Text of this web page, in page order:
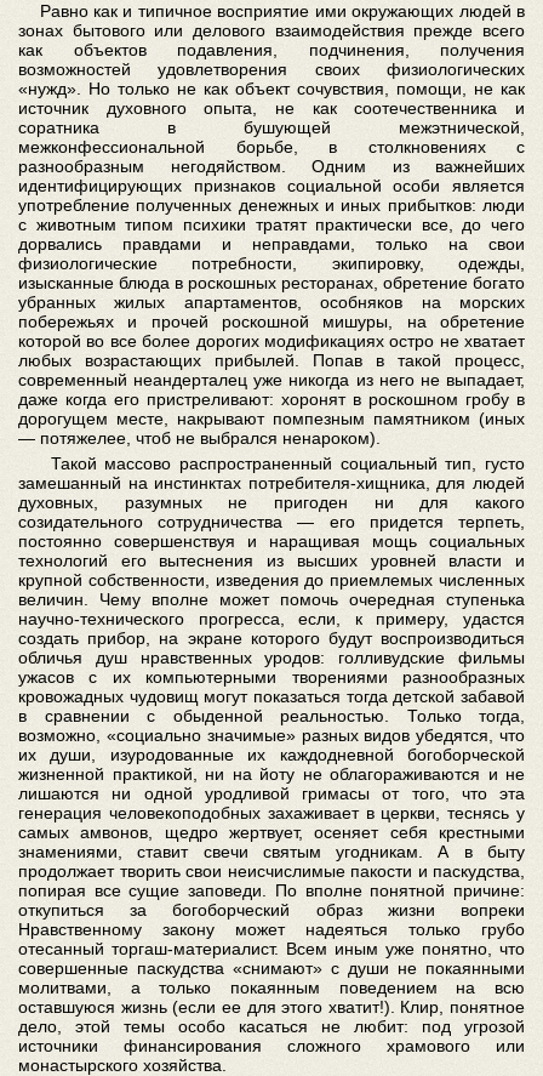
Равно как и типичное восприятие ими окружающих людей в
зонах бытового или делового взаимодействия прежде всего
как объектов подавления, подчинения, получения
возможностей удовлетворения своих физиологических
«нужд». Но только не как объект сочувствия, помощи, не как
источник духовного опыта, не как соотечественника и
соратника в бушующей межэтнической,
межконфессиональной борьбе, в столкновениях с
разнообразным негодяйством. Одним из важнейших
идентифицирующих признаков социальной особи является
употребление полученных денежных и иных прибытков: люди
с животным типом психики тратят практически все, до чего
дорвались правдами и неправдами, только на свои
физиологические потребности, экипировку, одежды,
изысканные блюда в роскошных ресторанах, обретение богато
убранных жилых апартаментов, особняков на морских
побережьях и прочей роскошной мишуры, на обретение
которой во все более дорогих модификациях остро не хватает
любых возрастающих прибылей. Попав в такой процесс,
современный неандерталец уже никогда из него не выпадает,
даже когда его пристреливают: хоронят в роскошном гробу в
дорогущем месте, накрывают помпезным памятником (иных
— потяжелее, чтоб не выбрался ненароком).
Такой массово распространенный социальный тип, густо
замешанный на инстинктах потребителя-хищника, для людей
духовных, разумных не пригоден ни для какого
созидательного сотрудничества — его придется терпеть,
постоянно совершенствуя и наращивая мощь социальных
технологий его вытеснения из высших уровней власти и
крупной собственности, изведения до приемлемых численных
величин. Чему вполне может помочь очередная ступенька
научно-технического прогресса, если, к примеру, удастся
создать прибор, на экране которого будут воспроизводиться
обличья душ нравственных уродов: голливудские фильмы
ужасов с их компьютерными творениями разнообразных
кровожадных чудовищ могут показаться тогда детской забавой
в сравнении с обыденной реальностью. Только тогда,
возможно, «социально значимые» разных видов убедятся, что
их души, изуродованные их каждодневной богоборческой
жизненной практикой, ни на йоту не облагораживаются и не
лишаются ни одной уродливой гримасы от того, что эта
генерация человекоподобных захаживает в церкви, теснясь у
самых амвонов, щедро жертвует, осеняет себя крестными
знамениями, ставит свечи святым угодникам. А в быту
продолжает творить свои неисчислимые пакости и паскудства,
попирая все сущие заповеди. По вполне понятной причине:
откупиться за богоборческий образ жизни вопреки
Нравственному закону может надеяться только грубо
отесанный торгаш-материалист. Всем иным уже понятно, что
совершенные паскудства «снимают» с души не покаянными
молитвами, а только покаянным поведением на всю
оставшуюся жизнь (если ее для этого хватит!). Клир, понятное
дело, этой темы особо касаться не любит: под угрозой
источники финансирования сложного храмового или
монастырского хозяйства.